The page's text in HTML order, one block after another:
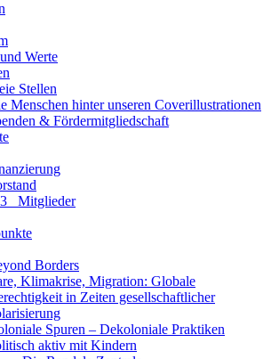
Werte
Stellen
Menschen hinter unseren Coverillustrationen
& Fördermitgliedschaft
Mitglieder
Borders
Klimakrise, Migration: Globale
in Zeiten gesellschaftlicher
Spuren – Dekoloniale Praktiken
aktiv mit Kindern